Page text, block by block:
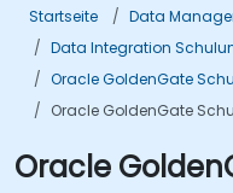
Startseite
Data
Data Integration
Oracle GoldenGate
Oracle GoldenGate
Oracle